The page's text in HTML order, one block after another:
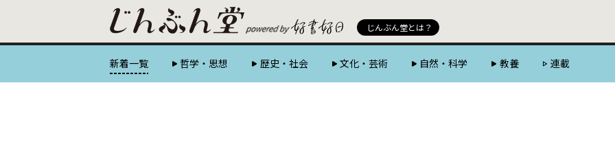
じんぶん堂とは？
新着一覧 哲学・思想 歴史・社会 文化・芸術 自然・科学 教養 連載